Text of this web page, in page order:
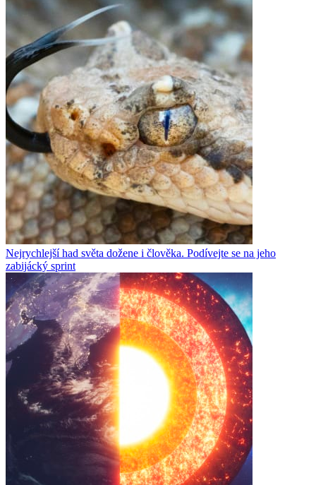
Nejrychlejší had světa dožene i člověka. Podívejte se na jeho
zabijácký sprint